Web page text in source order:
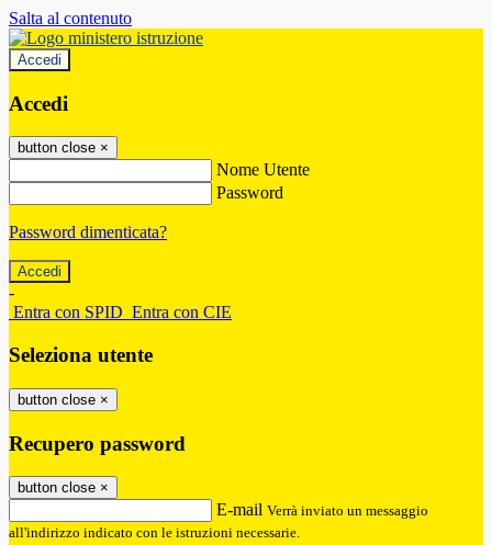
Salta al contenuto
Accedi
Accedi
button close ×
Nome Utente
Password
Password dimenticata?
-
Entra con SPID Entra con CIE
Seleziona utente
button close ×
Recupero password
button close ×
E-mail Verrà inviato un messaggio
all'indirizzo indicato con le istruzioni necessarie.